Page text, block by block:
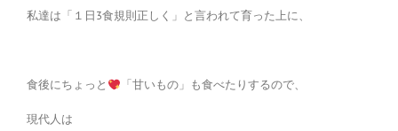
私達は「１日3食規則正しく」と言われて育った上に、
食後にちょっと 「甘いもの」も食べたりするので、
現代人は